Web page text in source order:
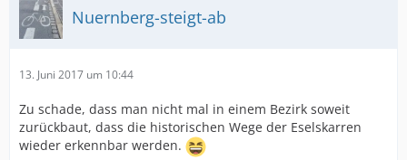
Nuernberg-steigt-ab
13. Juni 2017 um 10:44
Zu schade, dass man nicht mal in einem Bezirk soweit
zurückbaut, dass die historischen Wege der Eselskarren
wieder erkennbar werden.